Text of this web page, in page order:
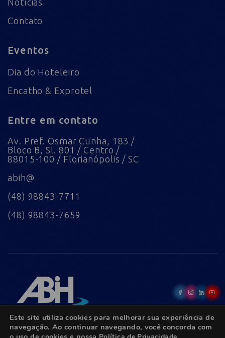
Notícias
Contato
Eventos
Dia do Hoteleiro
Encatho & Exprotel
Entre em contato
Av. Pref. Osmar Cunha, 183 /
Bloco B, Sl. 801 / Centro /
88015-100 / Florianópolis / SC
abih@
(48) 98843-7711
(48) 98843-7659
Este site utiliza cookies para melhorar sua experiência de
navegação. Ao continuar navegando, você concorda com